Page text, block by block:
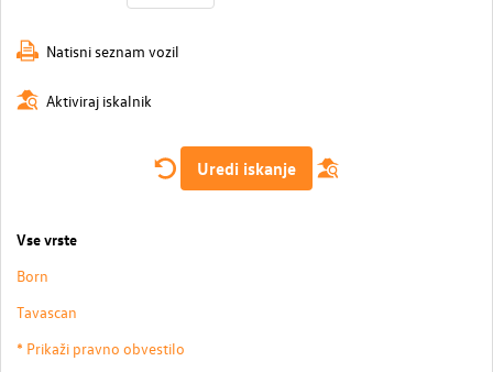
Natisni seznam vozil
Aktiviraj iskalnik
Uredi iskanje
Vse vrste
Born
Tavascan
* Prikaži pravno obvestilo